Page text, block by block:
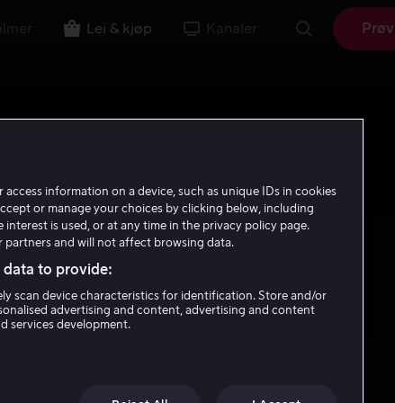
Lei & kjøp Kanaler
access information on a device, such as unique IDs in cookies
or manage your choices by clicking below, including
is used, or at any time in the privacy policy page.
partners and will not affect browsing data.
data to provide:
scan device characteristics for identification. Store and/or
advertising and content, advertising and content
services development.